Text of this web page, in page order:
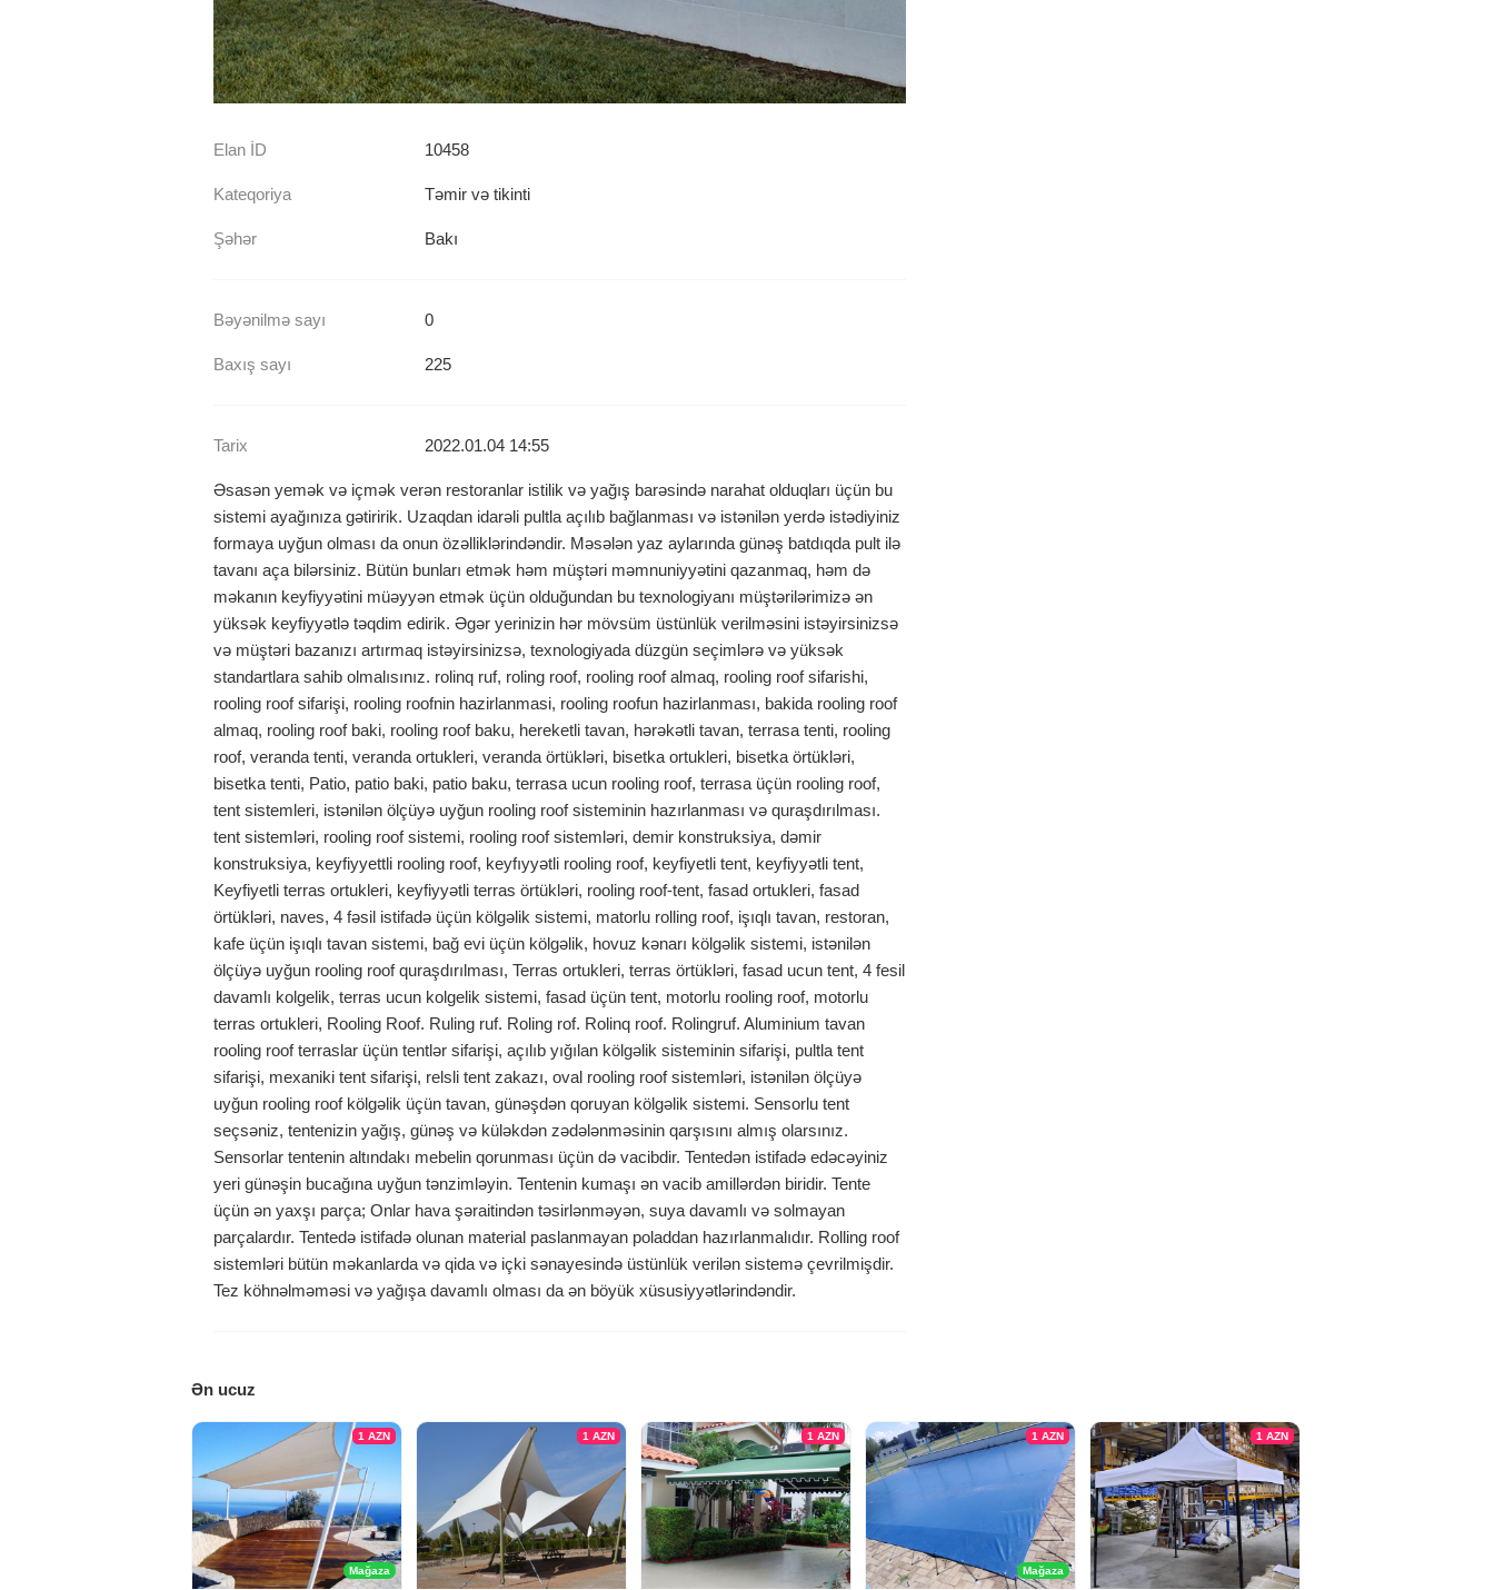
Elan İD 10458
Kateqoriya Təmir və tikinti
Şəhər Bakı
Bəyənilmə sayı 0
Baxış sayı 225
Tarix 2022.01.04 14:55
Əsasən yemək və içmək verən restoranlar istilik və yağış barəsində narahat olduqları üçün bu
sistemi ayağınıza gətiririk. Uzaqdan idarəli pultla açılıb bağlanması və istənilən yerdə istədiyiniz
formaya uyğun olması da onun özəlliklərindəndir. Məsələn yaz aylarında günəş batdıqda pult ilə
tavanı aça bilərsiniz. Bütün bunları etmək həm müştəri məmnuniyyətini qazanmaq, həm də
məkanın keyfiyyətini müəyyən etmək üçün olduğundan bu texnologiyanı müştərilərimizə ən
yüksək keyfiyyətlə təqdim edirik. Əgər yerinizin hər mövsüm üstünlük verilməsini istəyirsinizsə
və müştəri bazanızı artırmaq istəyirsinizsə, texnologiyada düzgün seçimlərə və yüksək
standartlara sahib olmalısınız. rolinq ruf, roling roof, rooling roof almaq, rooling roof sifarishi,
rooling roof sifarişi, rooling roofnin hazirlanmasi, rooling roofun hazirlanması, bakida rooling roof
almaq, rooling roof baki, rooling roof baku, hereketli tavan, hərəkətli tavan, terrasa tenti, rooling
roof, veranda tenti, veranda ortukleri, veranda örtükləri, bisetka ortukleri, bisetka örtükləri,
bisetka tenti, Patio, patio baki, patio baku, terrasa ucun rooling roof, terrasa üçün rooling roof,
tent sistemleri, istənilən ölçüyə uyğun rooling roof sisteminin hazırlanması və quraşdırılması.
tent sistemləri, rooling roof sistemi, rooling roof sistemləri, demir konstruksiya, dəmir
konstruksiya, keyfiyyettli rooling roof, keyfıyyətli rooling roof, keyfiyetli tent, keyfiyyətli tent,
Keyfiyetli terras ortukleri, keyfiyyətli terras örtükləri, rooling roof-tent, fasad ortukleri, fasad
örtükləri, naves, 4 fəsil istifadə üçün kölgəlik sistemi, matorlu rolling roof, işıqlı tavan, restoran,
kafe üçün işıqlı tavan sistemi, bağ evi üçün kölgəlik, hovuz kənarı kölgəlik sistemi, istənilən
ölçüyə uyğun rooling roof quraşdırılması, Terras ortukleri, terras örtükləri, fasad ucun tent, 4 fesil
davamlı kolgelik, terras ucun kolgelik sistemi, fasad üçün tent, motorlu rooling roof, motorlu
terras ortukleri, Rooling Roof. Ruling ruf. Roling rof. Rolinq roof. Rolingruf. Aluminium tavan
rooling roof terraslar üçün tentlər sifarişi, açılıb yığılan kölgəlik sisteminin sifarişi, pultla tent
sifarişi, mexaniki tent sifarişi, relsli tent zakazı, oval rooling roof sistemləri, istənilən ölçüyə
uyğun rooling roof kölgəlik üçün tavan, günəşdən qoruyan kölgəlik sistemi. Sensorlu tent
seçsəniz, tentenizin yağış, günəş və küləkdən zədələnməsinin qarşısını almış olarsınız.
Sensorlar tentenin altındakı mebelin qorunması üçün də vacibdir. Tentedən istifadə edəcəyiniz
yeri günəşin bucağına uyğun tənzimləyin. Tentenin kumaşı ən vacib amillərdən biridir. Tente
üçün ən yaxşı parça; Onlar hava şəraitindən təsirlənməyən, suya davamlı və solmayan
parçalardır. Tentedə istifadə olunan material paslanmayan poladdan hazırlanmalıdır. Rolling roof
sistemləri bütün məkanlarda və qida və içki sənayesində üstünlük verilən sistemə çevrilmişdir.
Tez köhnəlməməsi və yağışa davamlı olması da ən böyük xüsusiyyətlərindəndir.
Ən ucuz
Mağaza
1 AZN 1 AZN 1 AZN
Mağaza
1 AZN 1 AZN